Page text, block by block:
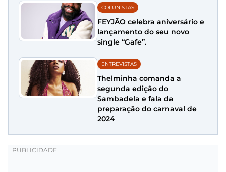
COLUNISTAS
FEYJÃO celebra aniversário e
lançamento do seu novo
single “Gafe”.
ENTREVISTAS
Thelminha comanda a
segunda edição do
Sambadela e fala da
preparação do carnaval de
2024